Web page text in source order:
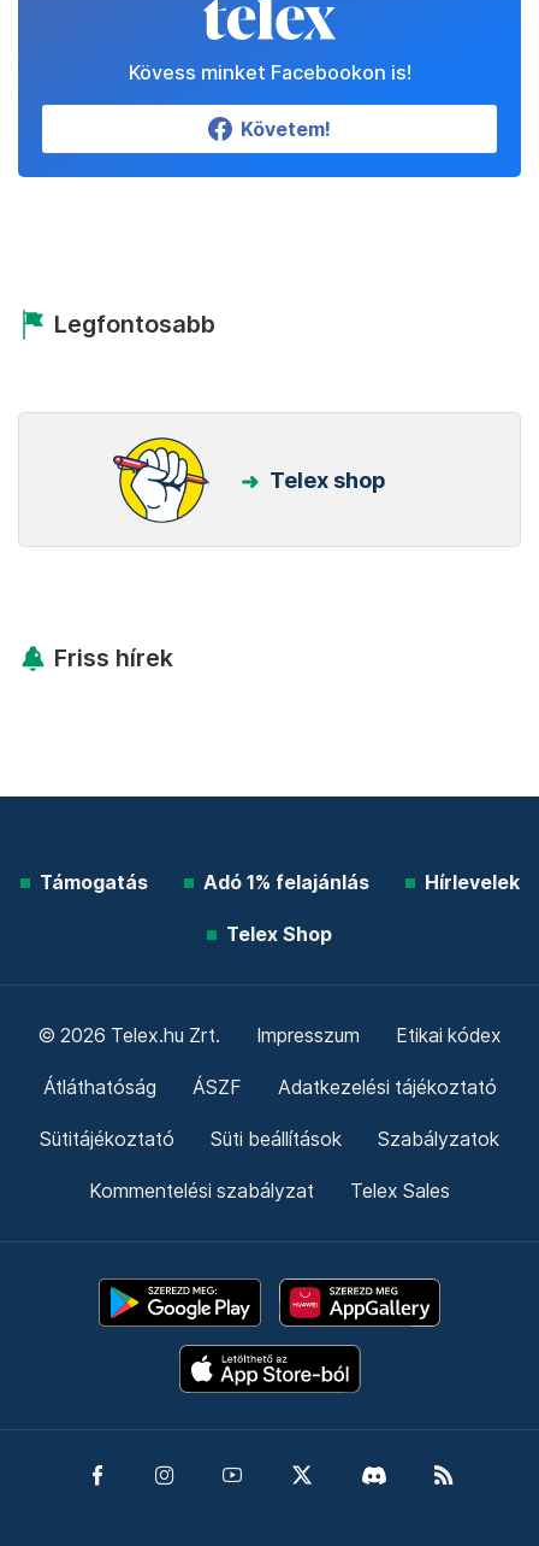
Kövess minket Facebookon is!
Követem!
Legfontosabb
Telex shop
Friss hírek
Támogatás Adó 1% felajánlás Hírlevelek
Telex Shop
© 2026 Telex.hu Zrt. Impresszum Etikai kódex
Átláthatóság ÁSZF Adatkezelési tájékoztató
Sütitájékoztató Süti beállítások Szabályzatok
Kommentelési szabályzat Telex Sales